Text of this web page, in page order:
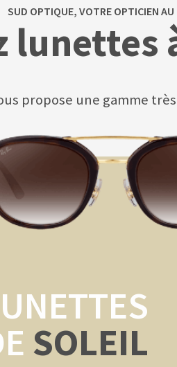
SUD OPTIQUE, VOTRE OPTICIEN
lunettes
propose une gamme
SOLEIL